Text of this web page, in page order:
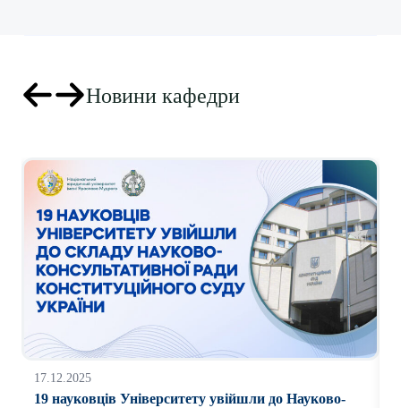
Новини кафедри
21.11.2025
Науковців Університету удостоєно почесних